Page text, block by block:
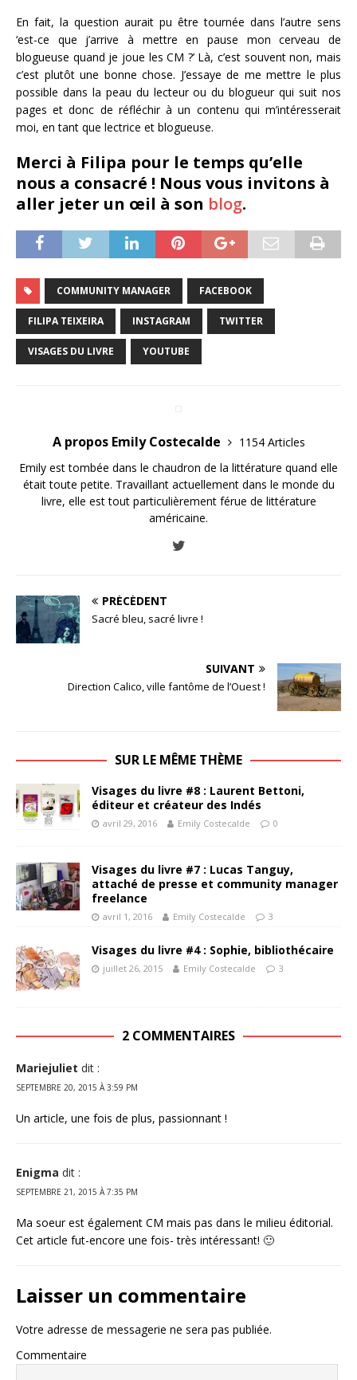
En fait, la question aurait pu être tournée dans l’autre sens
‘est-ce que j’arrive à mettre en pause mon cerveau de
blogueuse quand je joue les CM ?’ Là, c’est souvent non, mais
c’est plutôt une bonne chose. J’essaye de me mettre le plus
possible dans la peau du lecteur ou du blogueur qui suit nos
pages et donc de réfléchir à un contenu qui m’intéresserait
moi, en tant que lectrice et blogueuse.
Merci à Filipa pour le temps qu’elle
nous a consacré ! Nous vous invitons à
aller jeter un œil à son blog.
COMMUNITY MANAGER FACEBOOK
FILIPA TEIXEIRA INSTAGRAM TWITTER
VISAGES DU LIVRE YOUTUBE
A propos Emily Costecalde
1154 Articles
Emily est tombée dans le chaudron de la littérature quand elle
était toute petite. Travaillant actuellement dans le monde du
livre, elle est tout particulièrement férue de littérature
américaine.
PRÉCÉDENT
Sacré bleu, sacré livre !
SUIVANT
Direction Calico, ville fantôme de l’Ouest !
SUR LE MÊME THÈME
Visages du livre #8 : Laurent Bettoni,
éditeur et créateur des Indés
avril 29, 2016 Emily Costecalde 0
Visages du livre #7 : Lucas Tanguy,
attaché de presse et community manager
freelance
avril 1, 2016 Emily Costecalde 3
Visages du livre #4 : Sophie, bibliothécaire
juillet 26, 2015 Emily Costecalde 3
2 COMMENTAIRES
Mariejuliet dit :
SEPTEMBRE 20, 2015 À 3:59 PM
Un article, une fois de plus, passionnant !
Enigma dit :
SEPTEMBRE 21, 2015 À 7:35 PM
Ma soeur est également CM mais pas dans le milieu éditorial.
Cet article fut-encore une fois- très intéressant! 🙂
Laisser un commentaire
Votre adresse de messagerie ne sera pas publiée.
Commentaire